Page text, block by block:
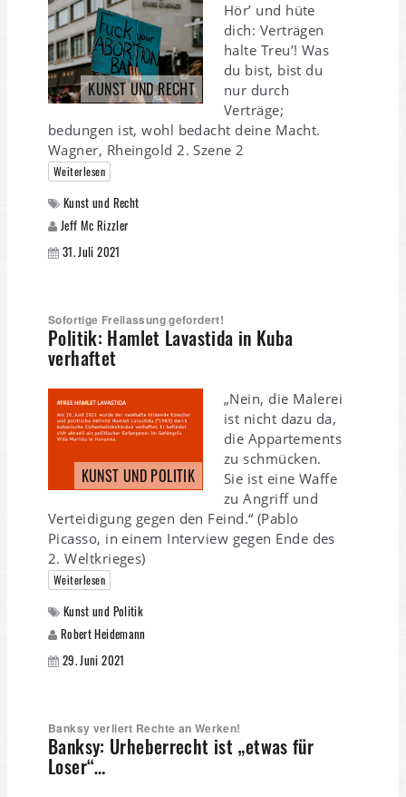
KUNST UND RECHT
Hör’ und hüte
dich: Verträgen
halte Treu’! Was
du bist, bist du
nur durch
Verträge;
bedungen ist, wohl bedacht deine Macht.
Wagner, Rheingold 2. Szene 2
Weiterlesen
Kunst und Recht
Jeff Mc Rizzler
31. Juli 2021
Sofortige Freilassung gefordert!
Politik: Hamlet Lavastida in Kuba
verhaftet
KUNST UND POLITIK
„Nein, die Malerei
ist nicht dazu da,
die Appartements
zu schmücken.
Sie ist eine Waffe
zu Angriff und
Verteidigung gegen den Feind.“ (Pablo
Picasso, in einem Interview gegen Ende des
2. Weltkrieges)
Weiterlesen
Kunst und Politik
Robert Heidemann
29. Juni 2021
Banksy verliert Rechte an Werken!
Banksy: Urheberrecht ist „etwas für
Loser“…